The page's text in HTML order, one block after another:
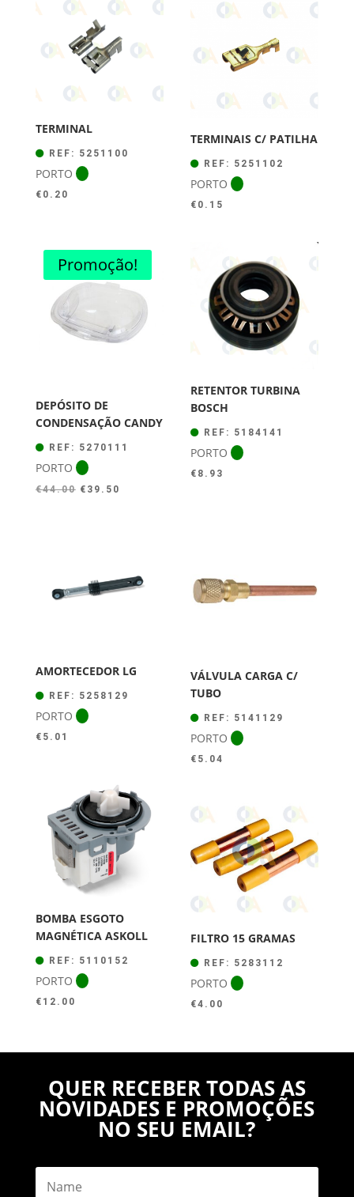
TERMINAL
REF: 5251100
PORTO
€ 0.20
TERMINAIS C/ PATILHA
REF: 5251102
PORTO
€ 0.15
Promoção!
DEPÓSITO DE
CONDENSAÇÃO CANDY
REF: 5270111
PORTO
€44.00 O
€ 39.50
RETENTOR TURBINA
BOSCH
REF: 5184141
PORTO
€ 8.93
AMORTECEDOR LG
REF: 5258129
PORTO
€ 5.01
VÁLVULA CARGA C/
TUBO
REF: 5141129
PORTO
€ 5.04
BOMBA ESGOTO
MAGNÉTICA ASKOLL
REF: 5110152
PORTO
€ 12.00
FILTRO 15 GRAMAS
REF: 5283112
PORTO
€4.00
QUER RECEBER TODAS AS
NOVIDADES E PROMOÇÕES
NO SEU EMAIL?